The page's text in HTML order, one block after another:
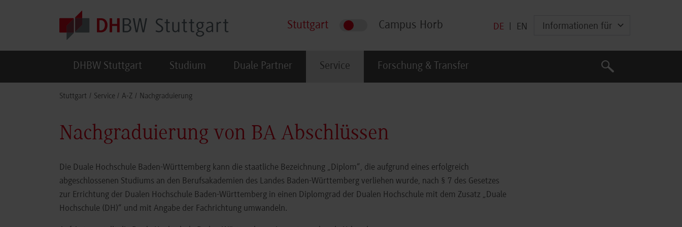
Stuttgart Campus Horb DE EN Informationen für
DHBW Stuttgart Studium Duale Partner Service Forschung & Transfer
Suche
Suche
Stuttgart Service A-Z Nachgraduierung
Nachgraduierung von BA Abschlüssen
Die Duale Hochschule Baden-Württemberg kann die staatliche Bezeichnung „Diplom“, die aufgrund eines erfolgreich
abgeschlossenen Studiums an den Berufsakademien des Landes Baden-Württemberg verliehen wurde, nach § 7 des Gesetzes
zur Errichtung der Dualen Hochschule Baden-Württemberg in einen Diplomgrad der Dualen Hochschule mit dem Zusatz „Duale
Hochschule (DH)“ und mit Angabe der Fachrichtung umwandeln.